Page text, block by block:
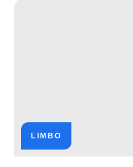
LIMBO